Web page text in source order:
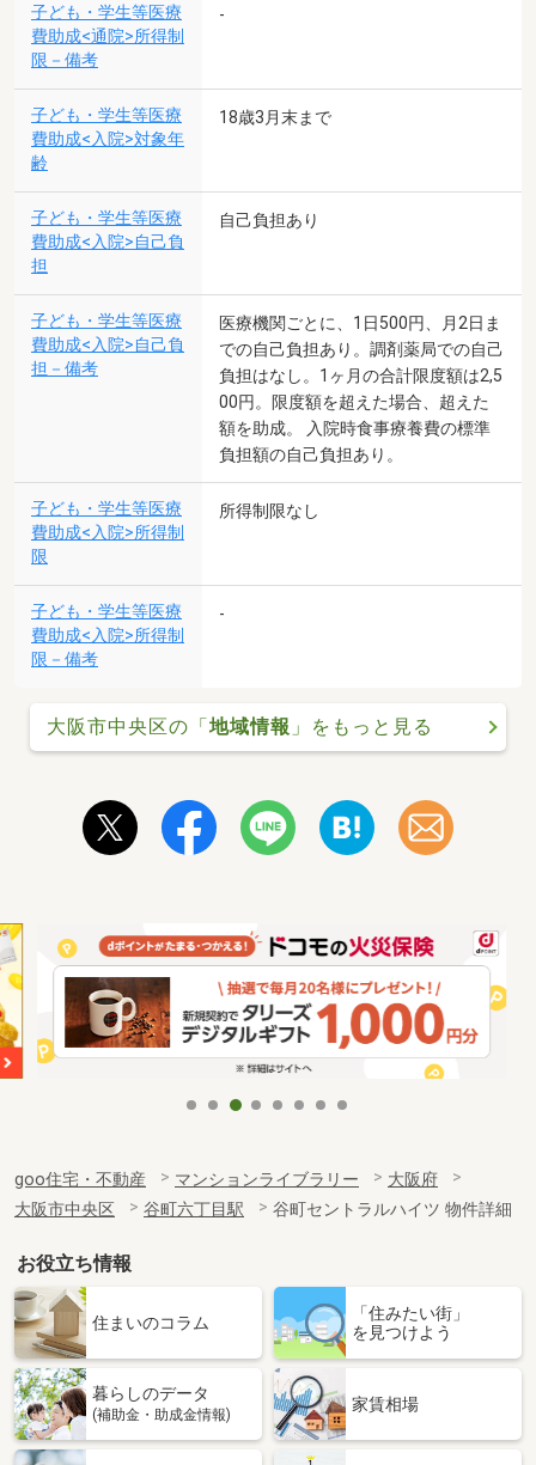
子ども・学生等医療
費助成<通院>所得制
限－備考
-
子ども・学生等医療
費助成<入院>対象年
齢
18歳3月末まで
子ども・学生等医療
費助成<入院>自己負
担
自己負担あり
子ども・学生等医療
費助成<入院>自己負
担－備考
医療機関ごとに、1日500円、月2日ま
での自己負担あり。調剤薬局での自己
負担はなし。1ヶ月の合計限度額は2,5
00円。限度額を超えた場合、超えた
額を助成。 入院時食事療養費の標準
負担額の自己負担あり。
子ども・学生等医療
費助成<入院>所得制
限
所得制限なし
子ども・学生等医療
費助成<入院>所得制
限－備考
-
大阪市中央区の「 地域情報 」をもっと見る
goo住宅・不動産 マンションライブラリー
大阪府
大阪市中央区
谷町六丁目駅 谷町セントラルハイツ 物件詳細
お役立ち情報
住まいのコラム
「住みたい街」
を見つけよう
暮らしのデータ
(補助金・助成金情報)
家賃相場